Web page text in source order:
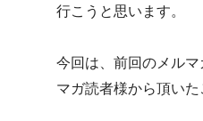
行こうと思います。
今回は、前回のメル
マガ読者様から頂いた